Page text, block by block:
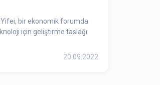
Yifei, bir ekonomik forumda
için geliştirme taslağı
20.09.2022